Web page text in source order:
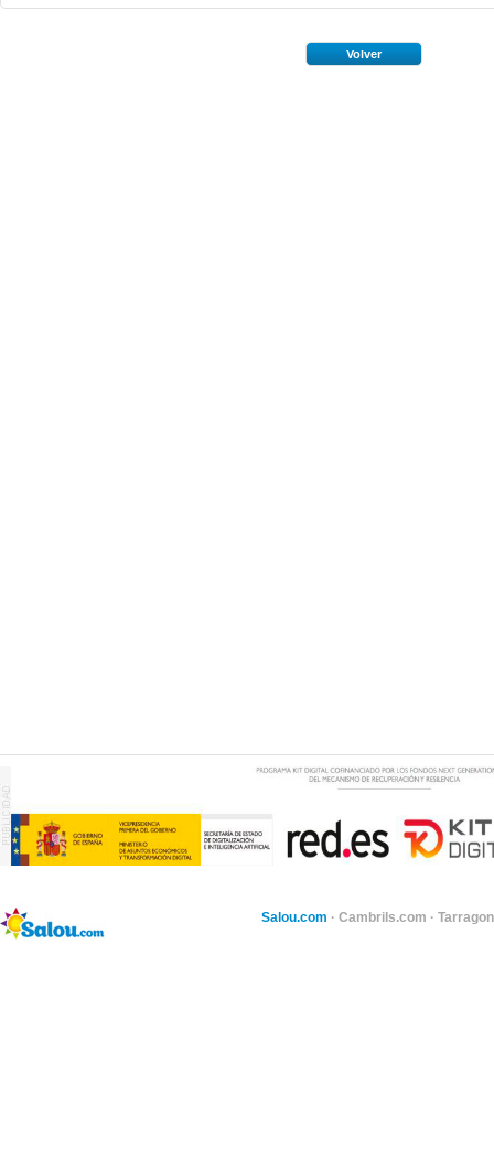
Volver
Salou.com · Cambrils.com ·